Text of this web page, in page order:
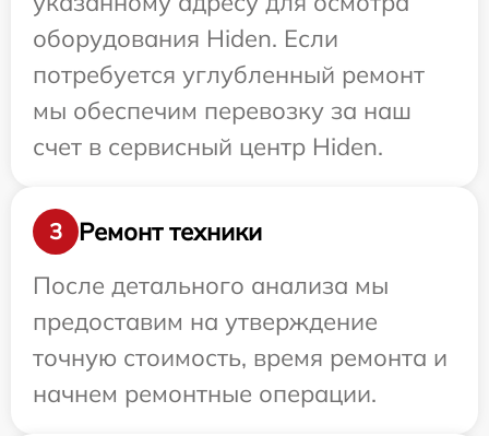
оборудования Hiden. Если
потребуется углубленный ремонт
мы обеспечим перевозку за наш
счет в сервисный центр Hiden.
3
Ремонт техники
После детального анализа мы
предоставим на утверждение
точную стоимость, время ремонта и
начнем ремонтные операции.